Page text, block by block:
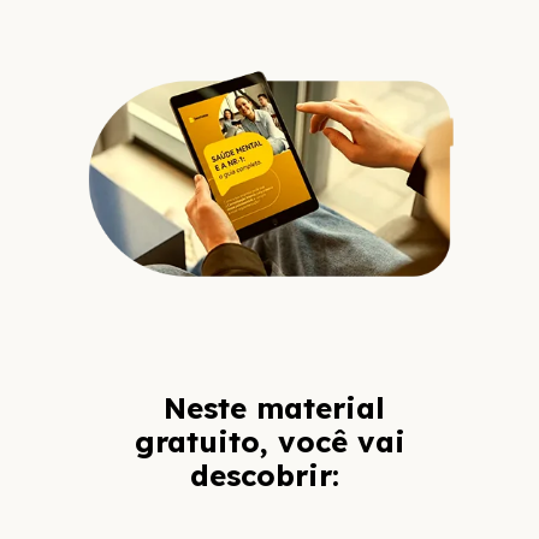
Neste material
gratuito, você vai
descobrir: